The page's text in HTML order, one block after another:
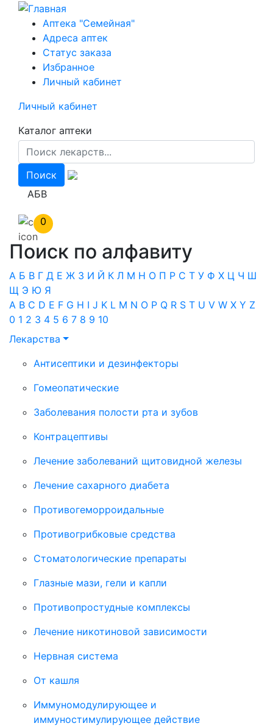
Перейти
основному
содержанию
Аптека "Семейная"
Адреса аптек
Статус заказа
Избранное
Личный кабинет
Личный кабинет
Каталог аптеки
АБВ
0
Поиск по алфавиту
А Б В Г Д Е Ж З И Й К Л М Н О П Р С Т У Ф Х Ц Ч Ш
Щ Э Ю Я
A B C D E F G H I J K L M N O P Q R S T U V W X Y Z
0 1 2 3 4 5 6 7 8 9 10
Лекарства
Антисептики и дезинфекторы
Гомеопатические
Заболевания полости рта и зубов
Контрацептивы
Лечение заболеваний щитовидной железы
Лечение сахарного диабета
Противогеморроидальные
Противогрибковые средства
Стоматологические препараты
Глазные мази, гели и капли
Противопростудные комплексы
Лечение никотиновой зависимости
Нервная система
От кашля
Иммуномодулирующее и
иммуностимулирующее действие